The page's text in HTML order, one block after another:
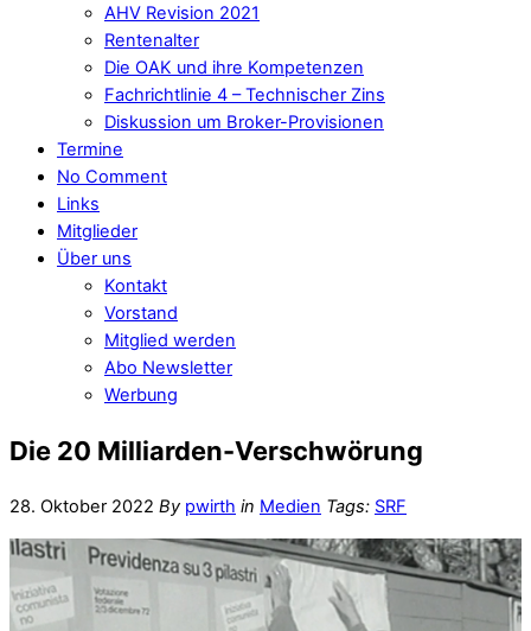
AHV Revision 2021
Rentenalter
Die OAK und ihre Kompetenzen
Fachrichtlinie 4 – Technischer Zins
Diskussion um Broker-Provisionen
Termine
No Comment
Links
Mitglieder
Über uns
Kontakt
Vorstand
Mitglied werden
Abo Newsletter
Werbung
Die 20 Milliarden-Verschwörung
28. Oktober 2022 By pwirth in Medien Tags: SRF